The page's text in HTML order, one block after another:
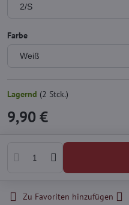
Farbe
Lagernd (2 Stck.)
9,90 €
Zu Favoriten hinzufügen